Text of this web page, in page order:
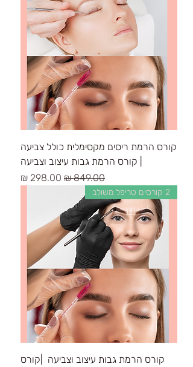
קורס הרמת ריסים מקסימלית כולל צביעה
| קורס הרמת גבות עיצוב וצביעה
سعر عادي سعر البيع
2 קורסים טריפל משולב
קורס הרמת גבות עיצוב וצביעה |קורס